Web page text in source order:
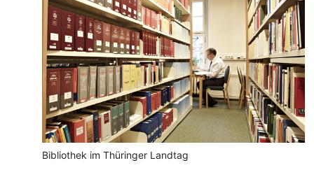
Bibliothek im Thüringer Landtag